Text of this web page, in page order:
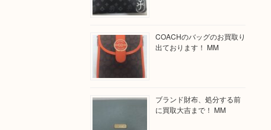
COACHのバッグのお買取り
出ております！ MM
ブランド財布、処分する前
に買取大吉まで！ MM